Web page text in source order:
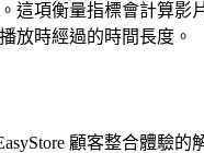
這項衡量指標會計算影
放時經過的時間長度。
顧客整合體驗的